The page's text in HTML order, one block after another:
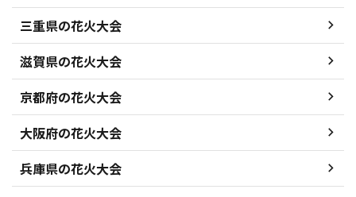
三重県の花火大会
滋賀県の花火大会
京都府の花火大会
大阪府の花火大会
兵庫県の花火大会